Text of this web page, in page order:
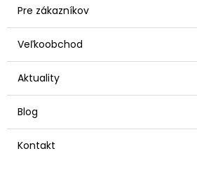
Pre zákazníkov
Veľkoobchod
Aktuality
Blog
Kontakt